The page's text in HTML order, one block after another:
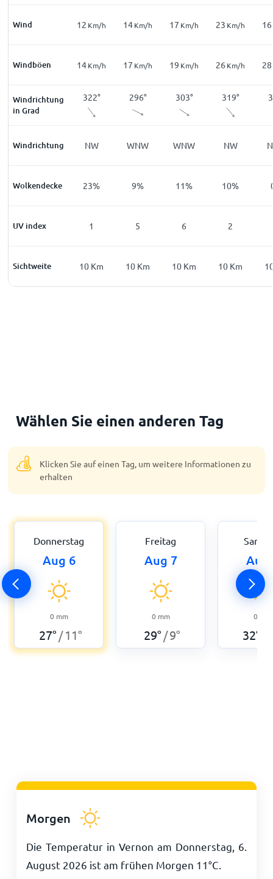
Wind 12 Km/h 14Km/h 17 Km/h 23 Km/h 16
Windböen
h 12Km/h 14Km/h 17 Km/h 19 Km/h 26 Km/h 28
Windrichtung
in Grad
258° 322° 296° 303° 319°
Windrichtung
WSW NW WNW WNW NW
Wolkendecke
60% 23% 9% 11% 10%
UV index
0 1 5 6 2
Sichtweite
10Km 10 Km 10 Km 10 Km 10 Km
Wählen Sie einen anderen Tag
Klicken Sie auf einen Tag, um weitere Informationen zu
erhalten
Donnerstag
Aug 6
0 mm
27° / 11°
Freitag
Aug 7
0 mm
29° /9°
Aug
0
32°
Morgen
Die Temperatur in Vernon am Donnerstag, 6.
August 2026 ist am frühen Morgen 11°C